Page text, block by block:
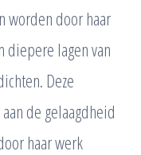
worden door haar
diepere lagen van
Deze
de gelaagdheid
haar werk